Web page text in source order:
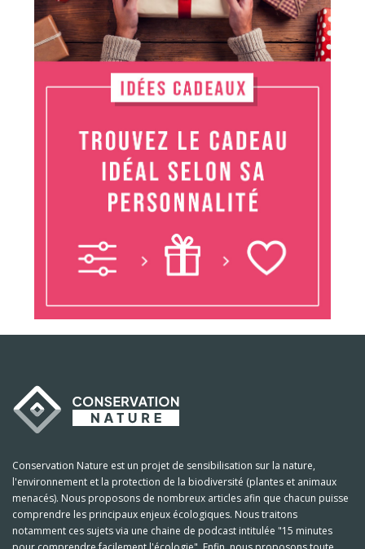
Conservation Nature est un projet de sensibilisation sur la nature,
l'environnement et la protection de la biodiversité (plantes et animaux
menacés). Nous proposons de nombreux articles afin que chacun puisse
comprendre les principaux enjeux écologiques. Nous traitons
notamment ces sujets via une chaine de podcast intitulée "15 minutes